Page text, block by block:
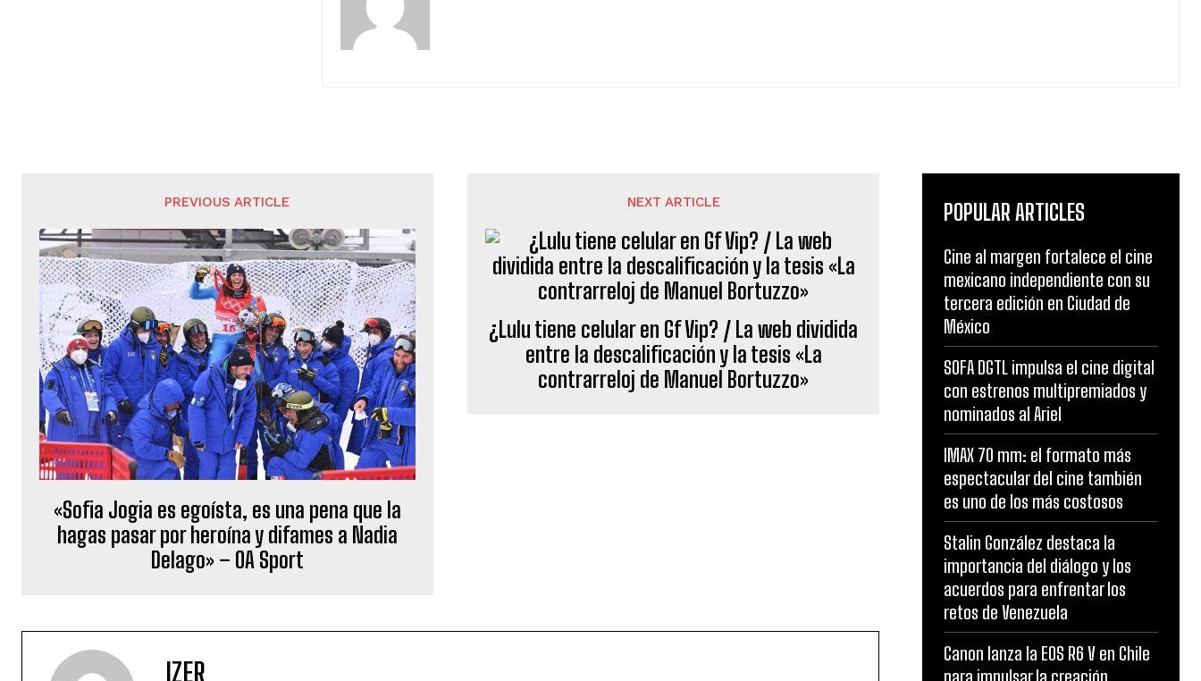
PREVIOUS ARTICLE
«Sofia Jogia es egoísta, es una pena que la
hagas pasar por heroína y difames a Nadia
Delago» – OA Sport
NEXT ARTICLE
¿Lulu tiene celular en Gf Vip? / La web dividida
entre la descalificación y la tesis «La
contrarreloj de Manuel Bortuzzo»
IZER
POPULAR ARTICLES
Cine al margen fortalece el cine
mexicano independiente con su
tercera edición en Ciudad de
México
SOFA DGTL impulsa el cine digital
con estrenos multipremiados y
nominados al Ariel
IMAX 70 mm: el formato más
espectacular del cine también
es uno de los más costosos
Stalin González destaca la
importancia del diálogo y los
acuerdos para enfrentar los
retos de Venezuela
Canon lanza la EOS R6 V en Chile